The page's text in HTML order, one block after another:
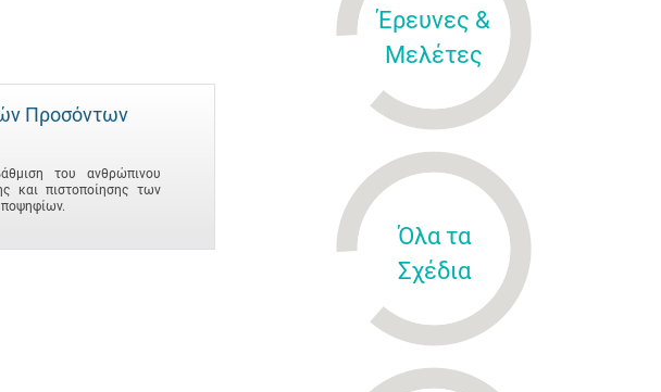
Προσόντων
του ανθρώπινου
και πιστοποίησης των
Έρευνες &
Μελέτες
Όλα τα
Σχέδια